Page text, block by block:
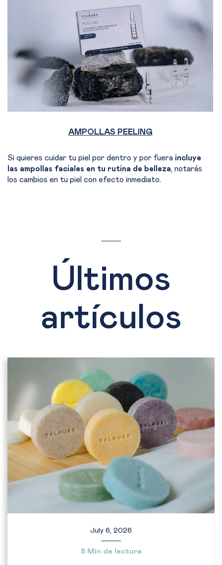
AMPOLLAS PEELING
Si quieres cuidar tu piel por dentro y por fuera incluye
las ampollas faciales en tu rutina de belleza, notarás
los cambios en tu piel con efecto inmediato.
Últimos
artículos
July 6, 2026
8 Min de lectura